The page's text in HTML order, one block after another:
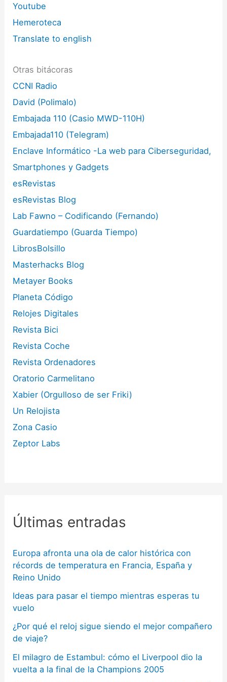
Youtube
Hemeroteca
Translate to english
Otras bitácoras
CCNI Radio
David (Polimalo)
Embajada 110 (Casio MWD-110H)
Embajada110 (Telegram)
Enclave Informático -La web para Ciberseguridad,
Smartphones y Gadgets
esRevistas
esRevistas Blog
Lab Fawno – Codificando (Fernando)
Guardatiempo (Guarda Tiempo)
LibrosBolsillo
Masterhacks Blog
Metayer Books
Planeta Código
Relojes Digitales
Revista Bici
Revista Coche
Revista Ordenadores
Oratorio Carmelitano
Xabier (Orgulloso de ser Friki)
Un Relojista
Zona Casio
Zeptor Labs
Últimas entradas
Europa afronta una ola de calor histórica con
récords de temperatura en Francia, España y
Reino Unido
Ideas para pasar el tiempo mientras esperas tu
vuelo
¿Por qué el reloj sigue siendo el mejor compañero
de viaje?
El milagro de Estambul: cómo el Liverpool dio la
vuelta a la final de la Champions 2005